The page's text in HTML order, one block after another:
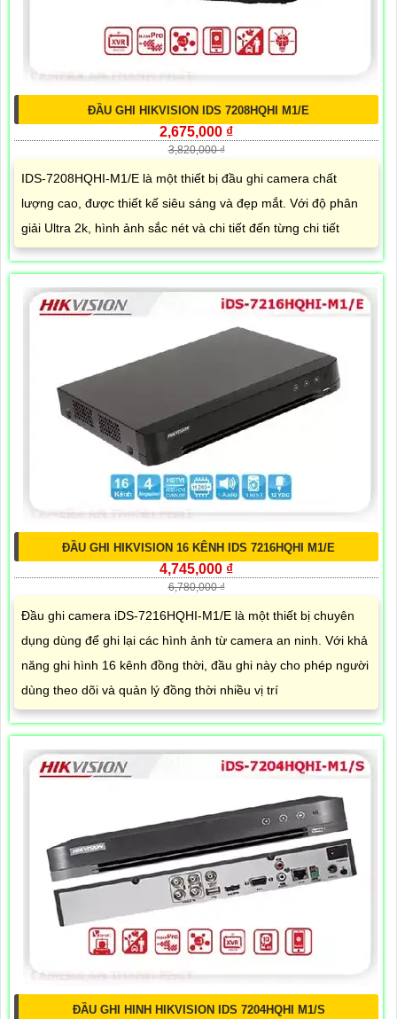
ĐẦU GHI HIKVISION IDS 7208HQHI M1/E
2,675,000 ₫
3,820,000 ₫
IDS-7208HQHI-M1/E là một thiết bị đầu ghi camera chất
lượng cao, được thiết kế siêu sáng và đẹp mắt. Với độ phân
giải Ultra 2k, hình ảnh sắc nét và chi tiết đến từng chi tiết
ĐẦU GHI HIKVISION 16 KÊNH IDS 7216HQHI M1/E
4,745,000 ₫
6,780,000 ₫
Đầu ghi camera iDS-7216HQHI-M1/E là một thiết bị chuyên
dụng dùng để ghi lại các hình ảnh từ camera an ninh. Với khả
năng ghi hình 16 kênh đồng thời, đầu ghi này cho phép người
dùng theo dõi và quản lý đồng thời nhiều vị trí
ĐẦU GHI HINH HIKVISION IDS 7204HQHI M1/S